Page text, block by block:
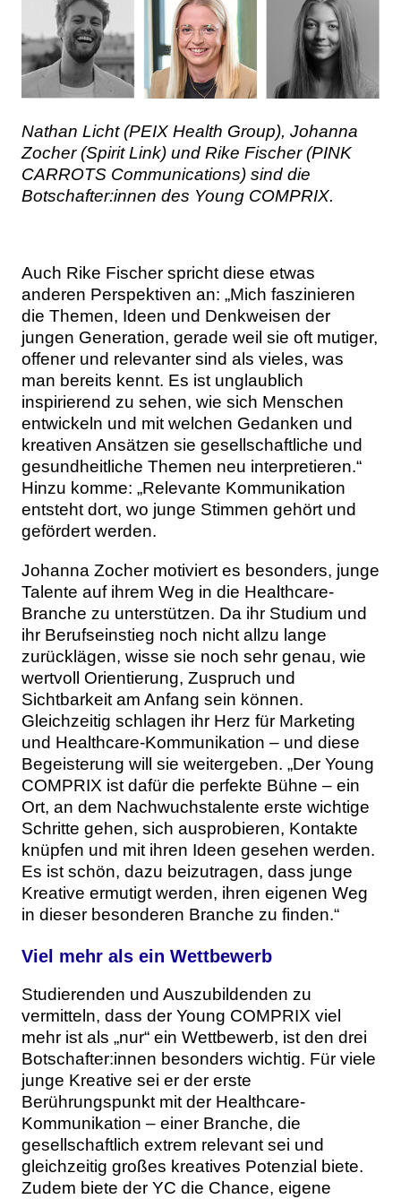
Nathan Licht (PEIX Health Group), Johanna
Zocher (Spirit Link) und Rike Fischer (PINK
CARROTS Communications) sind die
Botschafter:innen des Young COMPRIX.
Auch Rike Fischer spricht diese etwas
anderen Perspektiven an: „Mich faszinieren
die Themen, Ideen und Denkweisen der
jungen Generation, gerade weil sie oft mutiger,
offener und relevanter sind als vieles, was
man bereits kennt. Es ist unglaublich
inspirierend zu sehen, wie sich Menschen
entwickeln und mit welchen Gedanken und
kreativen Ansätzen sie gesellschaftliche und
gesundheitliche Themen neu interpretieren.“
Hinzu komme: „Relevante Kommunikation
entsteht dort, wo junge Stimmen gehört und
gefördert werden.
Johanna Zocher motiviert es besonders, junge
Talente auf ihrem Weg in die Healthcare-
Branche zu unterstützen. Da ihr Studium und
ihr Berufseinstieg noch nicht allzu lange
zurücklägen, wisse sie noch sehr genau, wie
wertvoll Orientierung, Zuspruch und
Sichtbarkeit am Anfang sein können.
Gleichzeitig schlagen ihr Herz für Marketing
und Healthcare-Kommunikation – und diese
Begeisterung will sie weitergeben. „Der Young
COMPRIX ist dafür die perfekte Bühne – ein
Ort, an dem Nachwuchstalente erste wichtige
Schritte gehen, sich ausprobieren, Kontakte
knüpfen und mit ihren Ideen gesehen werden.
Es ist schön, dazu beizutragen, dass junge
Kreative ermutigt werden, ihren eigenen Weg
in dieser besonderen Branche zu finden.“
Viel mehr als ein Wettbewerb
Studierenden und Auszubildenden zu
vermitteln, dass der Young COMPRIX viel
mehr ist als „nur“ ein Wettbewerb, ist den drei
Botschafter:innen besonders wichtig. Für viele
junge Kreative sei er der erste
Berührungspunkt mit der Healthcare-
Kommunikation – einer Branche, die
gesellschaftlich extrem relevant sei und
gleichzeitig großes kreatives Potenzial biete.
Zudem biete der YC die Chance, eigene